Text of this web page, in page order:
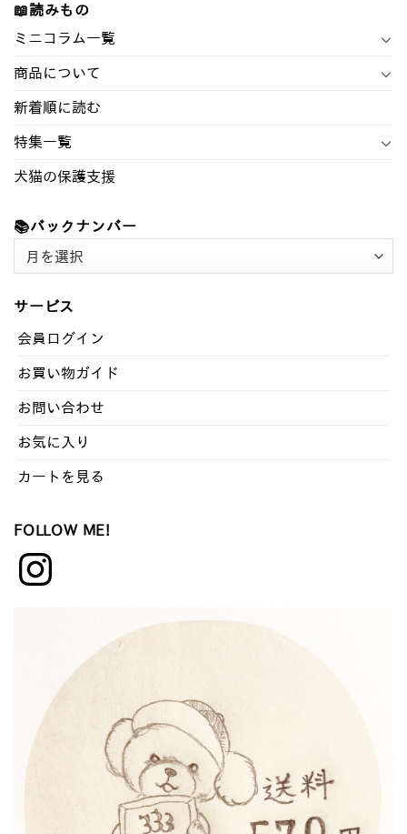
📖読みもの
ミニコラム一覧
商品について
新着順に読む
特集一覧
犬猫の保護支援
📚バックナンバー
ク
ナ
バ
サービス
会員ログイン
お買い物ガイド
お問い合わせ
お気に入り
カートを見る
FOLLOW ME!
Instagram